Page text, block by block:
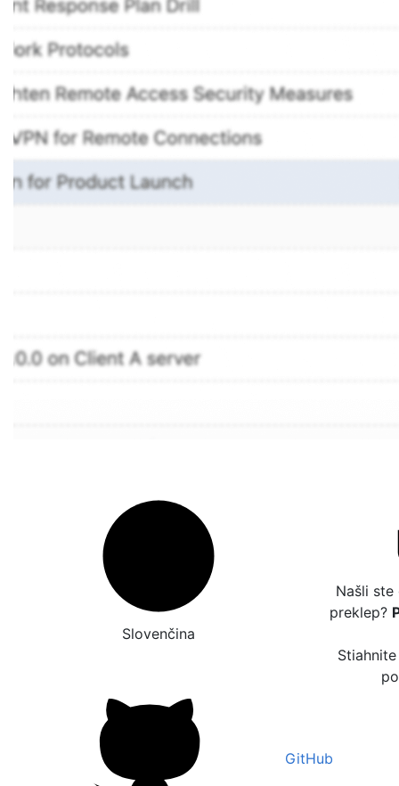
Slovenčina
Našli
preklep?
GitHub